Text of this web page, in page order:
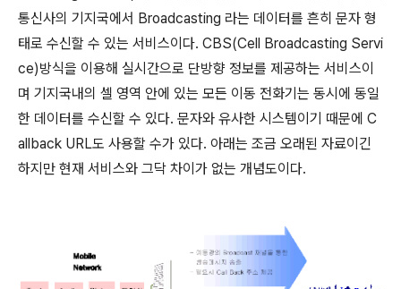
통신사의 기지국에서 Broadcasting 라는 데이터를 흔히 문자 형
태로 수신할 수 있는 서비스이다. CBS(Cell Broadcasting Servi
ce)방식을 이용해 실시간으로 단방향 정보를 제공하는 서비스이
며 기지국내의 셀 영역 안에 있는 모든 이동 전화기는 동시에 동일
한 데이터를 수신할 수 있다. 문자와 유사한 시스템이기 때문에 C
allback URL도 사용할 수가 있다. 아래는 조금 오래된 자료이긴
하지만 현재 서비스와 그닥 차이가 없는 개념도이다.